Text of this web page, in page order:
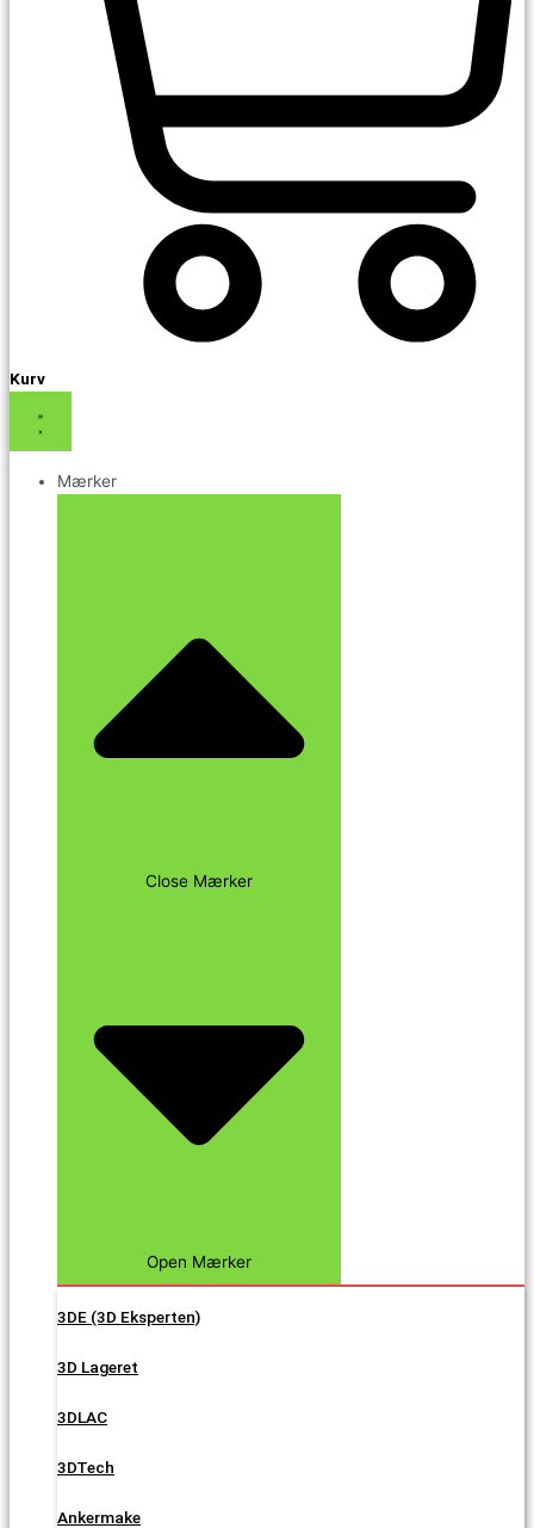
Kurv
Mærker
Close Mærker
Open Mærker
3DE (3D Eksperten)
3D Lageret
3DLAC
3DTech
Ankermake